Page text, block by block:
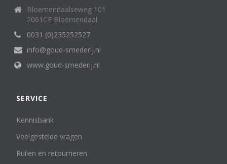
Bloemendaalseweg 101
2061CE Bloemendaal
0031 (0)235252527
info@goud-smederij.nl
www.goud-smederij.nl
SERVICE
Kennisbank
Veelgestelde vragen
Ruilen en retourneren